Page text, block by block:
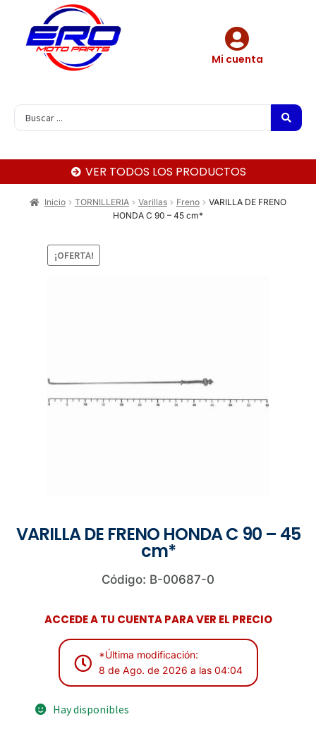
Mi cuenta
VER TODOS LOS PRODUCTOS
Inicio TORNILLERIA Varillas Freno
VARILLA DE FRENO
HONDA C 90 – 45 cm*
¡OFERTA!
VARILLA DE FRENO HONDA C 90 – 45
cm*
Código: B-00687-0
ACCEDE A TU CUENTA PARA VER EL PRECIO
*Última modificación:
8 de Ago. de 2026 a las 04:04
Hay disponibles